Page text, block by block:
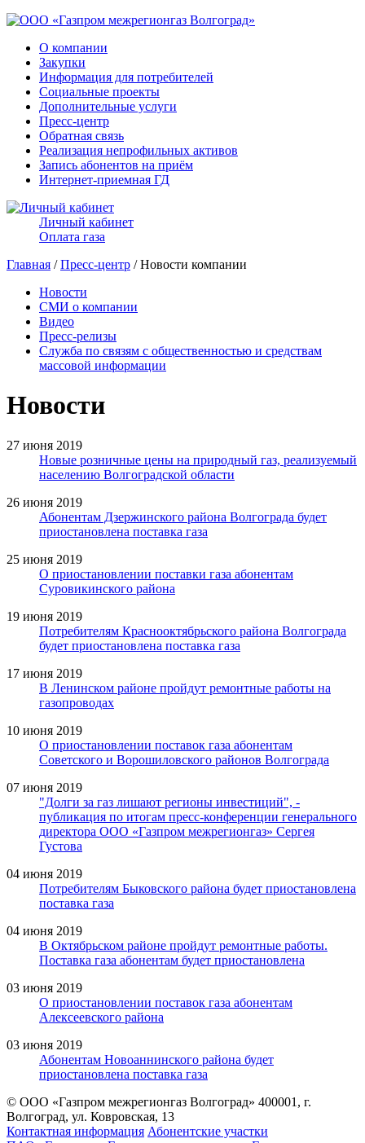
О компании
Закупки
Информация для потребителей
Социальные проекты
Дополнительные услуги
Пресс-центр
Обратная связь
Реализация непрофильных активов
Запись абонентов на приём
Интернет-приемная ГД
Личный кабинет
Оплата газа
Главная /Пресс-центр / Новости компании
Новости
СМИ о компании
Видео
Пресс-релизы
Служба по связям с общественностью и средствам
массовой информации
Новости
27 июня 2019
Новые розничные цены на природный газ, реализуемый
населению Волгоградской области
26 июня 2019
Абонентам Дзержинского района Волгограда будет
приостановлена поставка газа
25 июня 2019
О приостановлении поставки газа абонентам
Суровикинского района
19 июня 2019
Потребителям Краснооктябрьского района Волгограда
будет приостановлена поставка газа
17 июня 2019
В Ленинском районе пройдут ремонтные работы на
газопроводах
10 июня 2019
О приостановлении поставок газа абонентам
Советского и Ворошиловского районов Волгограда
07 июня 2019
"Долги за газ лишают регионы инвестиций", -
публикация по итогам пресс-конференции генерального
директора ООО «Газпром межрегионгаз» Сергея
Густова
04 июня 2019
Потребителям Быковского района будет приостановлена
поставка газа
04 июня 2019
В Октябрьском районе пройдут ремонтные работы.
Поставка газа абонентам будет приостановлена
03 июня 2019
О приостановлении поставок газа абонентам
Алексеевского района
03 июня 2019
Абонентам Новоаннинского района будет
приостановлена поставка газа
© ООО «Газпром межрегионгаз Волгоград» 400001, г.
Волгоград, ул. Ковровская, 13
Контактная информация Абонентские участки